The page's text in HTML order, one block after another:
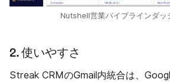
Nutshell営業パイプラインダッ
2. 使いやすさ
Streak CRMのGmail内統合は、